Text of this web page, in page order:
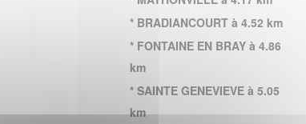
* BRADIANCOURT à 4.52 km
* FONTAINE EN BRAY à 4.86
km
* SAINTE GENEVIEVE à 5.05
km